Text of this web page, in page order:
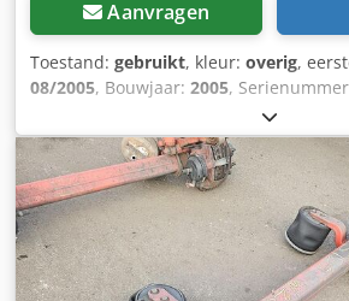
Aanvragen
Toestand: gebruikt, kleur: overig,
08/2005, Bouwjaar: 2005,
hebben meer dan 100 assen op
Sgok Ujha Neem contact met ons op
wat u zoekt.